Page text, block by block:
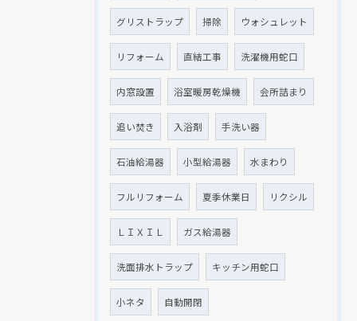
グリストラップ 掃除 ウォシュレット
リフォーム 直結工事 洗濯機用蛇口
内窓設置 浴室暖房乾燥機 会所詰まり
追い焚き 入浴剤 手洗い器
石油給湯器 小型給湯器 水まわり
フルリフォーム 夏季休業日 リクシル
ＬＩＸＩＬ ガス給湯器
洗面排水トラップ キッチン用蛇口
小ネタ 自動開閉